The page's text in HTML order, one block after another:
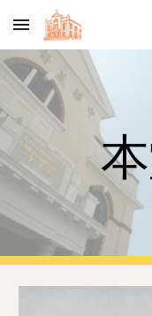
Skip to main content